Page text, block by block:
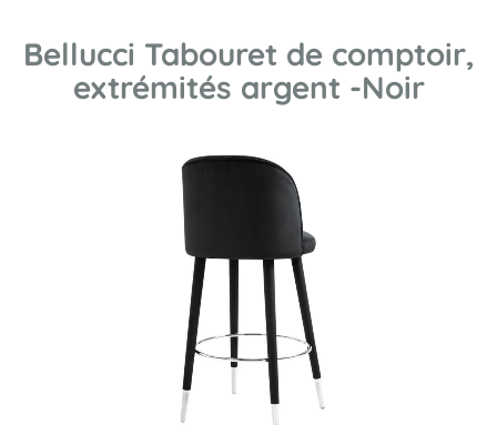
Bellucci Tabouret de comptoir,
extrémités argent -Noir